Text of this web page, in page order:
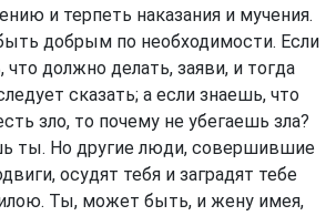
и терпеть наказания и мучения.
добрым по необходимости. Если
должно делать, заяви, и тогда
сказать; а если знаешь, что
зло, то почему не убегаешь зла?
ты. Но другие люди, совершившие
осудят тебя и заградят тебе
Ты, может быть, и жену имея,